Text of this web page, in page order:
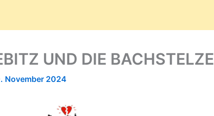
UND DIE BACHSTELZE
November 2024